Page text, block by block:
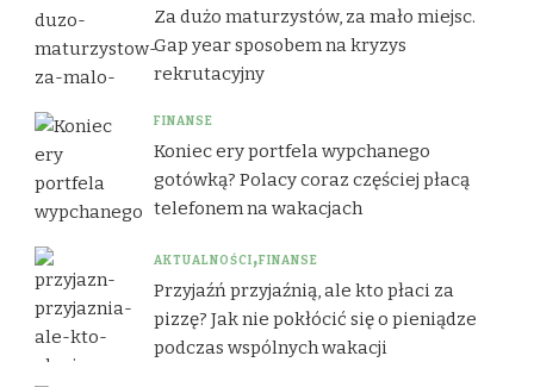
Za dużo maturzystów, za mało miejsc.
Gap year sposobem na kryzys
rekrutacyjny
FINANSE
Koniec ery portfela wypchanego
gotówką? Polacy coraz częściej płacą
telefonem na wakacjach
AKTUALNOŚCI FINANSE
Przyjaźń przyjaźnią, ale kto płaci za
pizzę? Jak nie pokłócić się o pieniądze
podczas wspólnych wakacji